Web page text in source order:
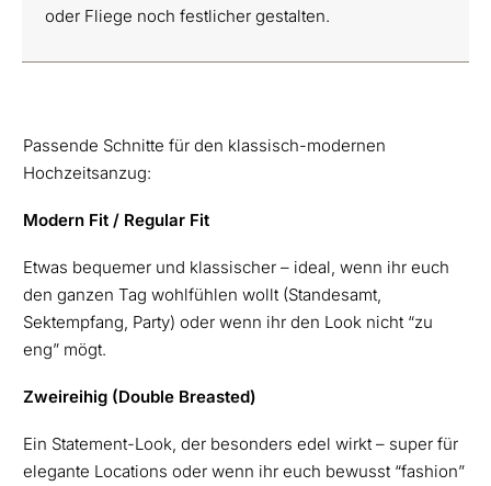
oder Fliege noch festlicher gestalten.
Passende Schnitte für den klassisch-modernen
Hochzeitsanzug:
Modern Fit / Regular Fit
Etwas bequemer und klassischer – ideal, wenn ihr euch
den ganzen Tag wohlfühlen wollt (Standesamt,
Sektempfang, Party) oder wenn ihr den Look nicht “zu
eng” mögt.
Zweireihig (Double Breasted)
Ein Statement-Look, der besonders edel wirkt – super für
elegante Locations oder wenn ihr euch bewusst “fashion”